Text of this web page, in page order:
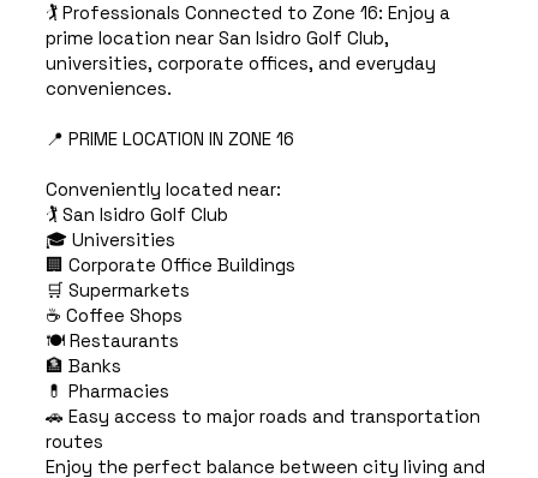
🏌️ Professionals Connected to Zone 16: Enjoy a
prime location near San Isidro Golf Club,
universities, corporate offices, and everyday
conveniences.
📍 PRIME LOCATION IN ZONE 16
Conveniently located near:
🏌️ San Isidro Golf Club
🎓 Universities
🏢 Corporate Office Buildings
🛒 Supermarkets
☕ Coffee Shops
🍽️ Restaurants
🏦 Banks
💊 Pharmacies
🚗 Easy access to major roads and transportation
routes
Enjoy the perfect balance between city living and